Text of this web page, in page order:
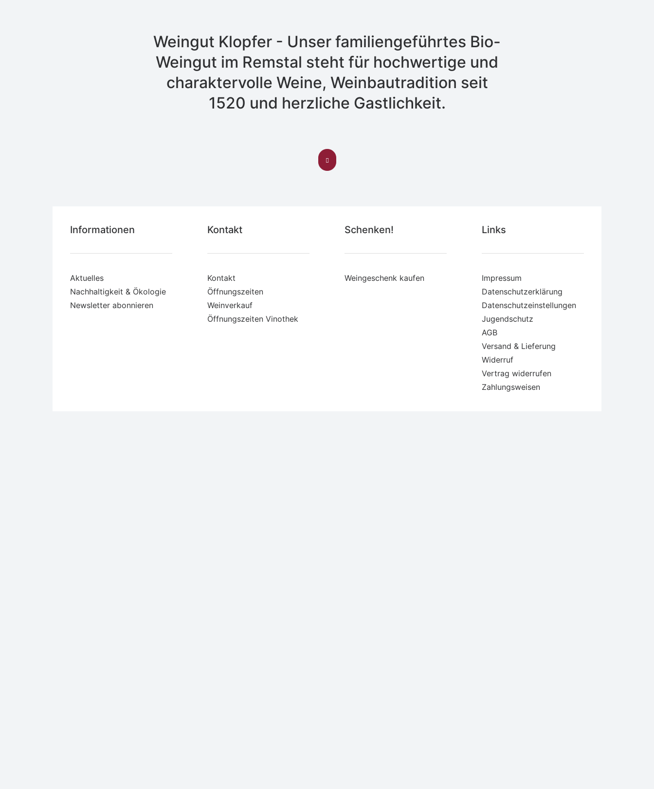
Weingut Klopfer - Unser familiengeführtes Bio-
Weingut im Remstal steht für hochwertige und
charaktervolle Weine, Weinbautradition seit
1520 und herzliche Gastlichkeit.
Informationen
Aktuelles
Nachhaltigkeit & Ökologie
Newsletter abonnieren
Kontakt
Kontakt
Öffnungszeiten
Weinverkauf
Öffnungszeiten Vinothek
Schenken!
Weingeschenk kaufen
Links
Impressum
Datenschutzerklärung
Datenschutzeinstellungen
Jugendschutz
AGB
Versand & Lieferung
Widerruf
Vertrag widerrufen
Zahlungsweisen